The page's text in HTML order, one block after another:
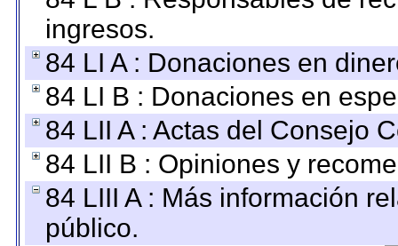
ingresos.
84 LI A : Donaciones en
84 LI B : Donaciones en
84 LII A : Actas del Consejo
84 LII B : Opiniones y
84 LIII A : Más información
público.